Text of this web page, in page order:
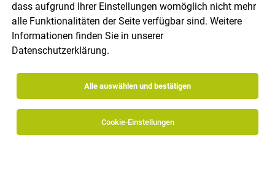
Bozen Vollzeit 08.08.2026
dass aufgrund Ihrer Einstellungen womöglich nicht mehr
alle Funktionalitäten der Seite verfügbar sind. Weitere
Informationen finden Sie in unserer
Datenschutzerklärung.
Alle auswählen und bestätigen
Cookie-Einstellungen